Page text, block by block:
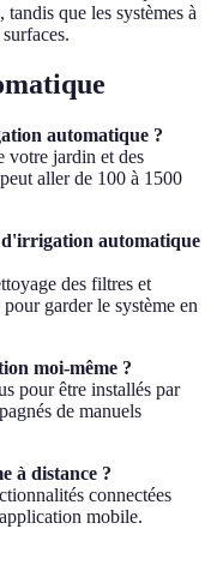
que les systèmes à
automatique ?
votre jardin et des
aller de 100 à 1500
d'irrigation automatique
des filtres et
garder le système en
moi-même ?
pour être installés par
de manuels
à distance ?
connectées
mobile.